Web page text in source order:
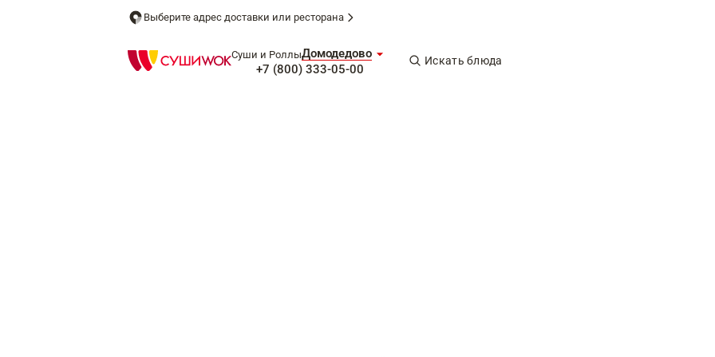
Выберите адрес доставки или ресторана
Суши и РоллыДомодедово
+7 (800) 333-05-00
Искать блюда